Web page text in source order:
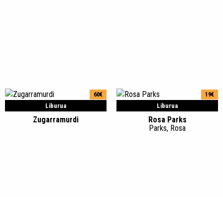
Liburua
60€
Zugarramurdi
Liburua
19€
Rosa Parks
Parks, Rosa